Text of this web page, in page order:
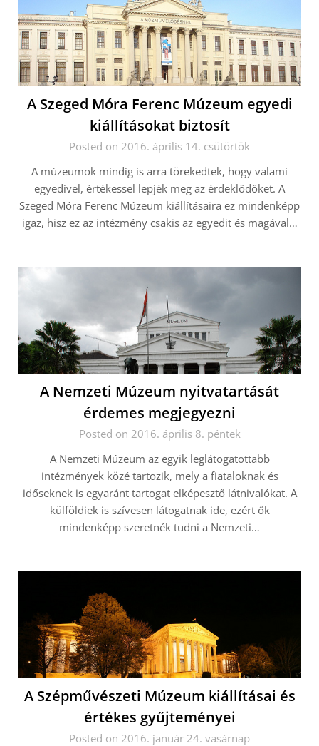
A Szeged Móra Ferenc Múzeum egyedi
kiállításokat biztosít
Posted on 2016. április 14. csütörtök
A múzeumok mindig is arra törekedtek, hogy valami
egyedivel, értékessel lepjék meg az érdeklődőket. A
Szeged Móra Ferenc Múzeum kiállításaira ez mindenképp
igaz, hisz ez az intézmény csakis az egyedit és magával…
A Nemzeti Múzeum nyitvatartását
érdemes megjegyezni
Posted on 2016. április 8. péntek
A Nemzeti Múzeum az egyik leglátogatottabb
intézmények közé tartozik, mely a fiataloknak és
időseknek is egyaránt tartogat elképesztő látnivalókat. A
külföldiek is szívesen látogatnak ide, ezért ők
mindenképp szeretnék tudni a Nemzeti…
A Szépművészeti Múzeum kiállításai és
értékes gyűjteményei
Posted on 2016. január 24. vasárnap